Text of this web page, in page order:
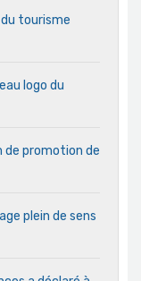
tourisme
logo du
de promotion de
plein de sens